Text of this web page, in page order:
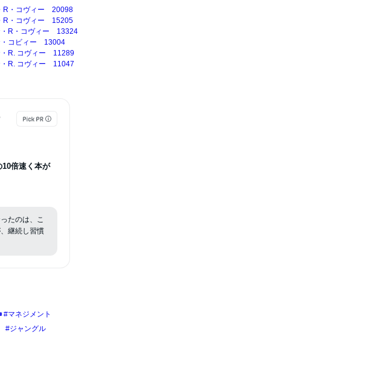
R・コヴィー 20098
R・コヴィー 15205
・R・コヴィー 13324
・コビィー 13004
・R. コヴィー 11289
・R. コヴィー 11047
倍速く本が
たのは、こ
継続し習慣
#マネジメント
#ジャングル